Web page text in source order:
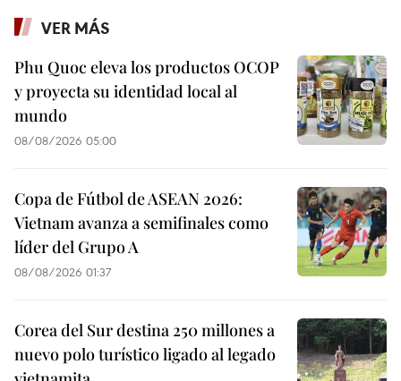
VER MÁS
Phu Quoc eleva los productos OCOP
y proyecta su identidad local al
mundo
08/08/2026 05:00
Copa de Fútbol de ASEAN 2026:
Vietnam avanza a semifinales como
líder del Grupo A
08/08/2026 01:37
Corea del Sur destina 250 millones a
nuevo polo turístico ligado al legado